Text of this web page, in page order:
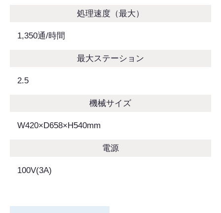
処理速度（最大）
1,350通/時間
最大ステーション
2.5
機械サイズ
W420×D658×H540mm
電源
100V(3A)